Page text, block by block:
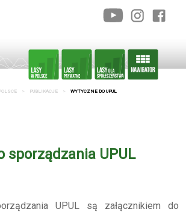
PUBLIKACJE WYTYCZNE DO UPUL
sporządzania UPUL
UPUL są załącznikiem do